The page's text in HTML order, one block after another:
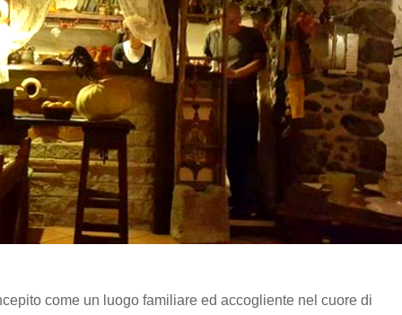
come un luogo familiare ed accogliente nel cuore di